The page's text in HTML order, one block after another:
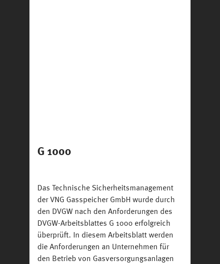
G 1000
Das Technische Sicherheitsmanagement
der VNG Gasspeicher GmbH wurde durch
den DVGW nach den Anforderungen des
DVGW-Arbeitsblattes G 1000 erfolgreich
überprüft. In diesem Arbeitsblatt werden
die Anforderungen an Unternehmen für
den Betrieb von Gasversorgungsanlagen